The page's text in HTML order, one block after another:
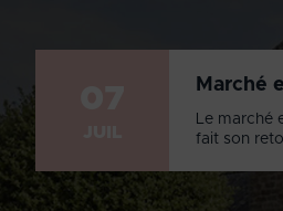
Marché
Le marché
fait son